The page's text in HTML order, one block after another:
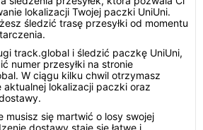
lokalizacji Twojej paczki UniUni.
śledzić trasę przesyłki od momentu
track.global i śledzić paczkę UniUni,
numer przesyłki na stronie
W ciągu kilku chwil otrzymasz
lokalizacji paczki oraz
musisz się martwić o losy swojej
dostawy staje się łatwe i